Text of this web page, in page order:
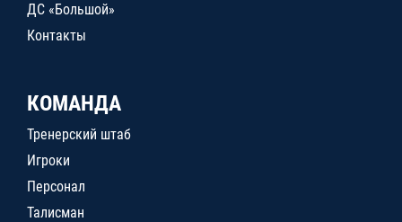
ДС «Большой»
Контакты
КОМАНДА
Тренерский штаб
Игроки
Персонал
Талисман